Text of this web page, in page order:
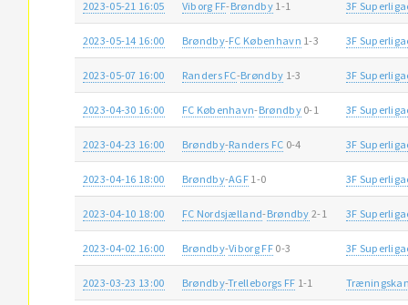
2023-05-21 16:05 Viborg FF-Brøndby1-1 3F
2023-05-14 16:00 Brøndby-FC København 1-3 3F
2023-05-07 16:00 Randers FC-Brøndby 1-3 3F
2023-04-30 16:00 FC København-Brøndby0-1 3F
2023-04-23 16:00 Brøndby-Randers FC 0-4 3F
2023-04-16 18:00 Brøndby-AGF 1-0 3F
2023-04-10 18:00 FC Nordsjælland-Brøndby 2-1 3F
2023-04-02 16:00 Brøndby-Viborg FF0-3 3F
2023-03-23 13:00 Brøndby-Trelleborgs FF 1-1